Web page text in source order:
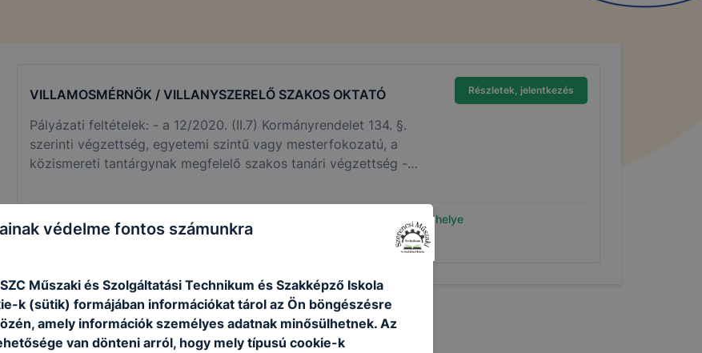
VILLAMOSMÉRNÖK / VILLANYSZERELŐ SZAKOS OKTATÓ
Pályázati feltételek: - a 12/2020. (II.7) Kormányrendelet 134. §.
szerinti végzettség, egyetemi szintű vagy mesterfokozatú, a
közismereti tantárgynak megfelelő szakos tanári végzettség -
Részletek, jelentkezés
Jelentkezési határidő
Munkavégzés helye
védelme fontos számunkra
Műszaki és Szolgáltatási Technikum és Szakképző Iskola
k (sütik) formájában információkat tárol az Ön böngészésre
amely információk személyes adatnak minősülhetnek. Az
van dönteni arról, hogy mely típusú cookie-k